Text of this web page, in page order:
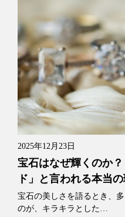
2025年12月23日
宝石はなぜ輝くのか
ド」と言われる本当
宝石の美しさを語るとき、
のが、キラキラとした…